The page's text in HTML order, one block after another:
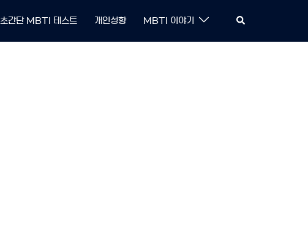
초간단 MBTI 테스트 개인성향 MBTI 이야기 Search